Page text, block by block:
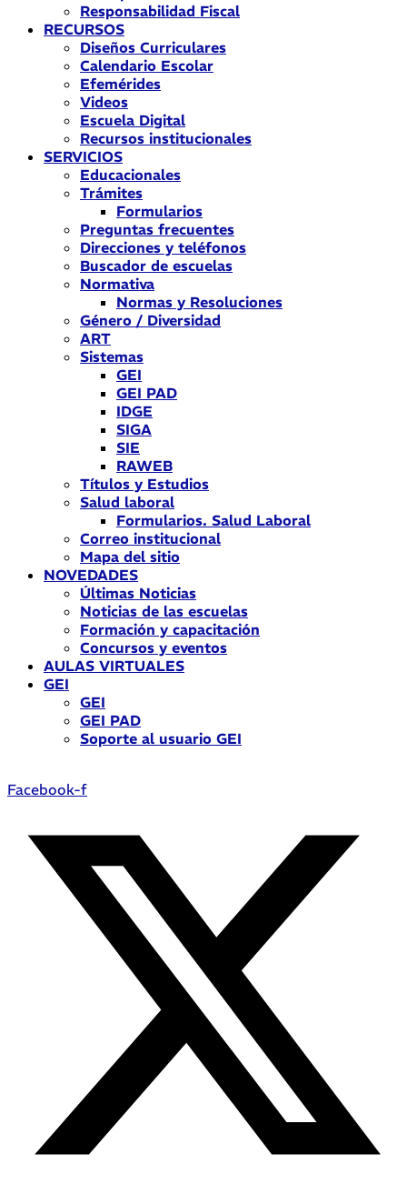
Responsabilidad Fiscal
RECURSOS
Diseños Curriculares
Calendario Escolar
Efemérides
Videos
Escuela Digital
Recursos institucionales
SERVICIOS
Educacionales
Trámites
Formularios
Preguntas frecuentes
Direcciones y teléfonos
Buscador de escuelas
Normativa
Normas y Resoluciones
Género / Diversidad
ART
Sistemas
GEI
GEI PAD
IDGE
SIGA
SIE
RAWEB
Títulos y Estudios
Salud laboral
Formularios. Salud Laboral
Correo institucional
Mapa del sitio
NOVEDADES
Últimas Noticias
Noticias de las escuelas
Formación y capacitación
Concursos y eventos
AULAS VIRTUALES
GEI
GEI
GEI PAD
Soporte al usuario GEI
Facebook-f